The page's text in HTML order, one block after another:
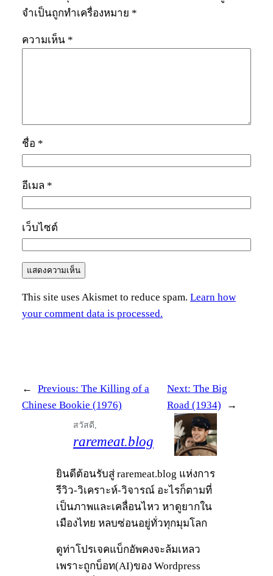
จำเป็นถูกทำเครื่องหมาย *
ความเห็น *
ชื่อ *
อีเมล *
เว็บไซต์
This site uses Akismet to reduce spam. Learn how
your comment data is processed.
← Previous: The Killing of a
Chinese Bookie (1976)
Next: The Big
Road (1934)
→
สวัสดี,
raremeat.blog
ยินดีต้อนรับสู่ raremeat.blog แห่งการ
รีวิว-วิเคราะห์-วิจารณ์ อะไรก็ตามที่
เป็นภาพและเคลื่อนไหว หาดูยากใน
เมืองไทย หลบซ่อนอยู่ทั่วทุกมุมโลก
ดูท่าโปรเจคแบ็กอัพคงจะล้มเหลว
เพราะถูกบ็อท(AI)ของ Wordpress